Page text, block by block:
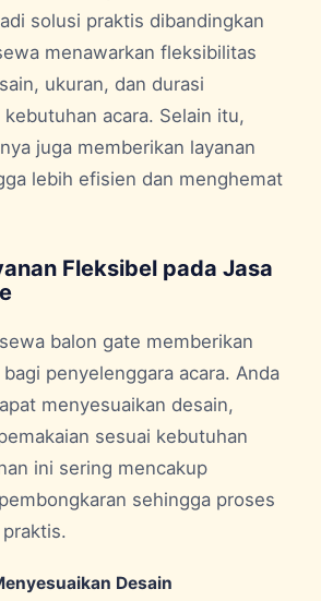
solusi praktis dibandingkan
menawarkan fleksibilitas
ukuran, dan durasi
acara. Selain itu,
juga memberikan layanan
lebih efisien dan menghemat
Fleksibel pada Jasa
balon gate memberikan
penyelenggara acara. Anda
menyesuaikan desain,
sesuai kebutuhan
ini sering mencakup
sehingga proses
Desain